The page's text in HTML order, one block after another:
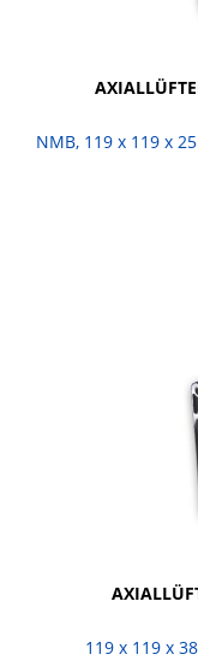
NMB, 119 x 119 x
119 x 119 x